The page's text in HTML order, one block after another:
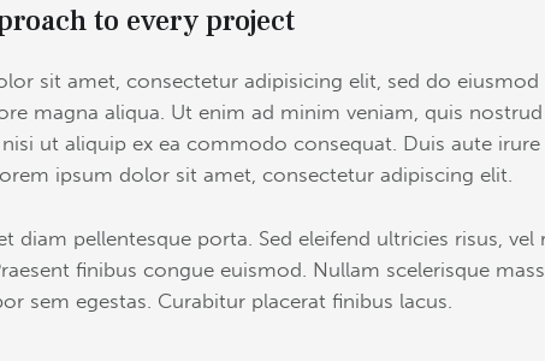
to every project
sit amet, consectetur adipisicing elit, sed do
magna aliqua. Ut enim ad minim veniam, quis
ut aliquip ex ea commodo consequat. Duis aute
ipsum dolor sit amet, consectetur adipiscing elit.
diam pellentesque porta. Sed eleifend ultricies risus, vel
finibus congue euismod. Nullam scelerisque
sem egestas. Curabitur placerat finibus lacus.